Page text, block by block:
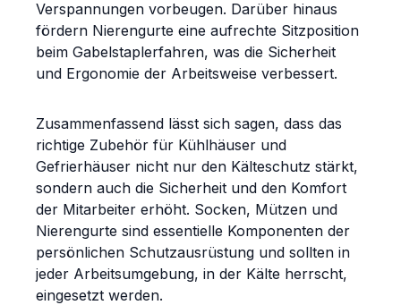
Verspannungen vorbeugen. Darüber hinaus
fördern Nierengurte eine aufrechte Sitzposition
beim Gabelstaplerfahren, was die Sicherheit
und Ergonomie der Arbeitsweise verbessert.
Zusammenfassend lässt sich sagen, dass das
richtige Zubehör für Kühlhäuser und
Gefrierhäuser nicht nur den Kälteschutz stärkt,
sondern auch die Sicherheit und den Komfort
der Mitarbeiter erhöht. Socken, Mützen und
Nierengurte sind essentielle Komponenten der
persönlichen Schutzausrüstung und sollten in
jeder Arbeitsumgebung, in der Kälte herrscht,
eingesetzt werden.